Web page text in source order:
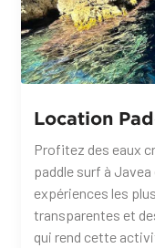
Location
Profitez des eaux
paddle surf à
expériences les
transparentes et
qui rend cette